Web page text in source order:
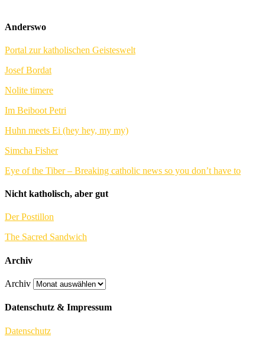
Anderswo
Portal zur katholischen Geisteswelt
Josef Bordat
Nolite timere
Im Beiboot Petri
Huhn meets Ei (hey hey, my my)
Simcha Fisher
Eye of the Tiber – Breaking catholic news so you don’t have to
Nicht katholisch, aber gut
Der Postillon
The Sacred Sandwich
Archiv
Archiv
Datenschutz & Impressum
Datenschutz